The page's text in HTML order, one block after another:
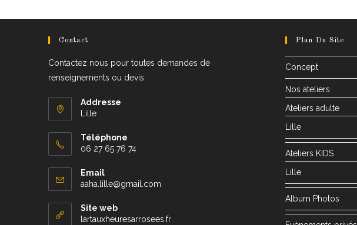
Contact
Contactez nous pour toutes demandes de
renseignements ou devis
Addresse
Lille
Téléphone
06 27 65 76 74
Email
aaha.lille@gmail.com
application
Site web
lartauxheuresarrosees.fr
Plan Du Site
Concept
Nos ateliers
Ateliers adulte
Lille
Ateliers KIDS
Lille
Album Photos